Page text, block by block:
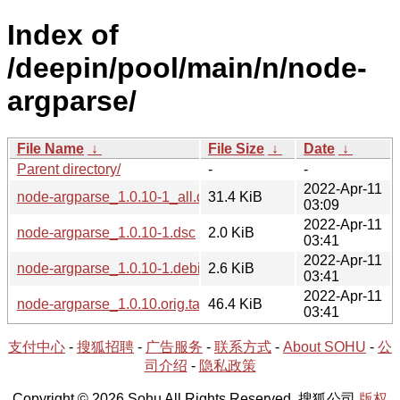
Index of
/deepin/pool/main/n/node-
argparse/
File Name ↓ File Size ↓ Date ↓
Parent directory/
-
-
node-argparse_1.0.10-1_all.deb31.4 KiB
2022-Apr-11
03:09
node-argparse_1.0.10-1.dsc
2.0 KiB
2022-Apr-11
03:41
node-argparse_1.0.10-1.debian.tar.xz
2.6 KiB
2022-Apr-11
03:41
node-argparse_1.0.10.orig.tar.gz46.4 KiB
2022-Apr-11
03:41
支付中心 - 搜狐招聘 - 广告服务 - 联系方式 - About SOHU - 公
司介绍 - 隐私政策